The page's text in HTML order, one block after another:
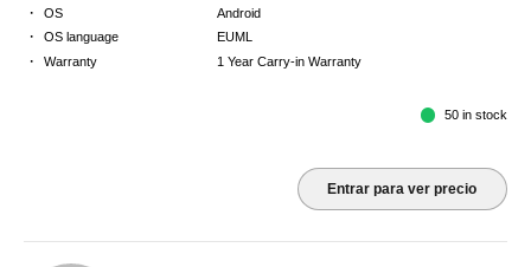
· OS Android
· OS language EUML
· Warranty 1 Year Carry-in Warranty
50 in stock
Entrar para ver precio